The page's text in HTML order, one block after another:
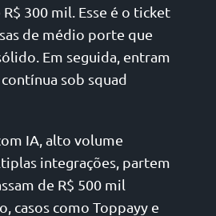
300 mil. Esse é o ticket
de médio porte que
Em seguida, entram
sob squad
IA, alto volume
integrações, partem
de R$ 500 mil
casos como Toppayy e